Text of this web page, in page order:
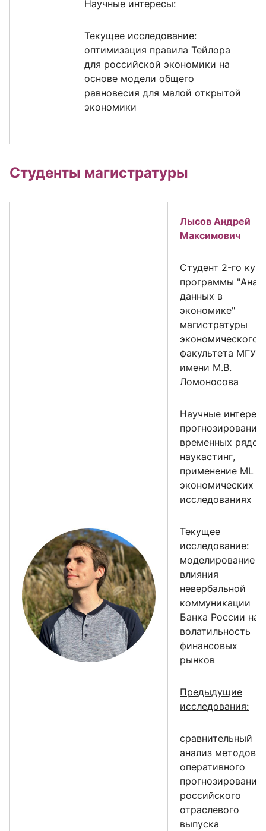
Научные интересы:
Текущее исследование:
оптимизация правила Тейлора
для российской экономики на
основе модели общего
равновесия для малой открытой
экономики
Студенты магистратуры
Лысов Андрей
Максимович
Cтудент 2-го
программы
данных в
экономике"
магистратуры
экономического
факультета МГУ
имени М.В.
Ломоносова
Научные
прогнозирование
временных рядов,
наукастинг,
применение ML в
экономических
исследованиях
Текущее
исследование:
моделирование
влияния
невербальной
коммуникации
Банка России на
волатильность
финансовых
рынков
Предыдущие
исследования:
сравнительный
анализ методов
оперативного
прогнозирования
российского
отраслевого
выпуска